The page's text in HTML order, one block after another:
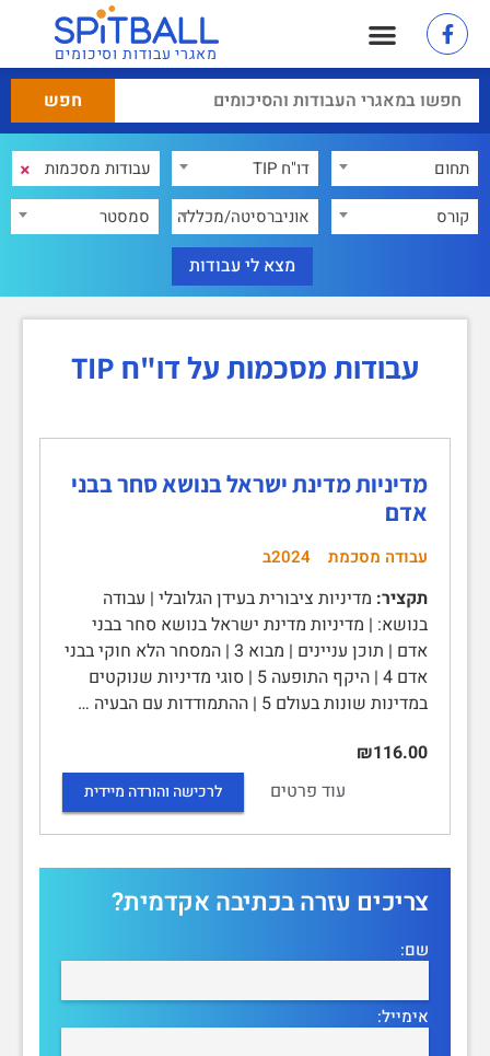
מאגרי עבודות וסיכומים
תחום דו"ח TIP ×
קורס אוניברסיטה/מכללה סמסטר
עבודות מסכמות על דו"ח TIP
מדיניות מדינת ישראל בנושא סחר בבני
אדם
עבודה מסכמת 2024ב
תקציר: מדיניות ציבורית בעידן הגלובלי | עבודה
בנושא: | מדיניות מדינת ישראל בנושא סחר בבני
אדם | תוכן עניינים | מבוא 3 | המסחר הלא חוקי בבני
אדם 4 | היקף התופעה 5 | סוגי מדיניות שנוקטים
במדינות שונות בעולם 5 | ההתמודדות עם הבעיה …
₪116.00
עוד פרטים
לרכישה והורדה מיידית
צריכים עזרה בכתיבה אקדמית?
שם:
אימייל: